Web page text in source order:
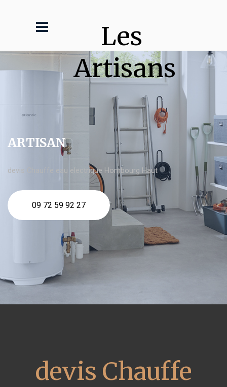
Les
Artisans
ARTISAN
devis Chauffe eau electrique Hombourg Haut
09 72 59 92 27
devis Chauffe